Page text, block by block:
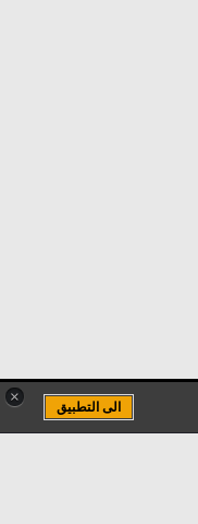
×
الى التطبيق